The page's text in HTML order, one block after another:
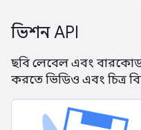
ভিশন API
ছবি লেবেল এবং
করতে ভিডিও এবং চিত্র